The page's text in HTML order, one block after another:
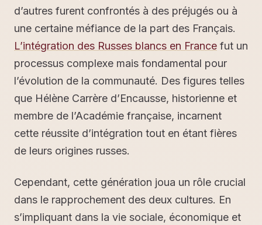
d’autres furent confrontés à des préjugés ou à
une certaine méfiance de la part des Français.
L’intégration des Russes blancs en France fut un
processus complexe mais fondamental pour
l’évolution de la communauté. Des figures telles
que Hélène Carrère d’Encausse, historienne et
membre de l’Académie française, incarnent
cette réussite d’intégration tout en étant fières
de leurs origines russes.
Cependant, cette génération joua un rôle crucial
dans le rapprochement des deux cultures. En
s’impliquant dans la vie sociale, économique et